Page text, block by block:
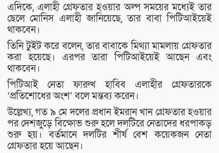
এদিকে, এলাহী গ্রেফতার হওয়ার অল্প সময়ের মধ্যেই তার
ছেলে মোনিস এলাহী জানিয়েছে, তার বাবা পিটিআইয়েই
থাকবেন।
তিনি টুইট করে বলেন, তার বাবাকে মিথ্যা মামলায় গ্রেফতার
করা হয়েছে। এরপর তারা পিটিআইয়েই আছেন এবং
থাকবেন।
পিটিআই নেতা ফারুখ হাবিব এলাহীর গ্রেফতারকে
‘প্রতিশোধের অংশ’ বলে মন্তব্য করেন।
উল্লেখ্য, গত ৯ মে দলের প্রধান ইমরান খান গ্রেফতার হওয়ার
পর দেশজুড়ে বিক্ষোভ শুরু হলে দলটিরে নেতাদের ধরপাকড়
শুরু হয়। বর্তমানে দলটির শীর্ষ বেশ কয়েকজন নেতা
গ্রেফতার হয়ে আছেন।